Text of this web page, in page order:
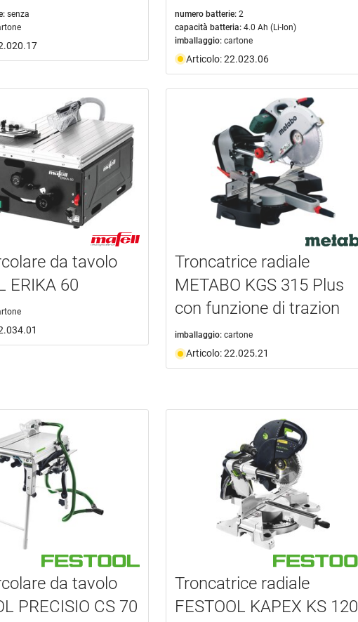
senza
numero batterie: 2
capacità batteria: 4.0 Ah (Li-Ion)
imballaggio: cartone
Articolo: 22.023.06
da tavolo
ERIKA 60
Troncatrice radiale
METABO KGS 315 Plus
con funzione di trazion
imballaggio: cartone
Articolo: 22.025.21
da tavolo
PRECISIO CS 70
Troncatrice radiale
FESTOOL KAPEX KS 120